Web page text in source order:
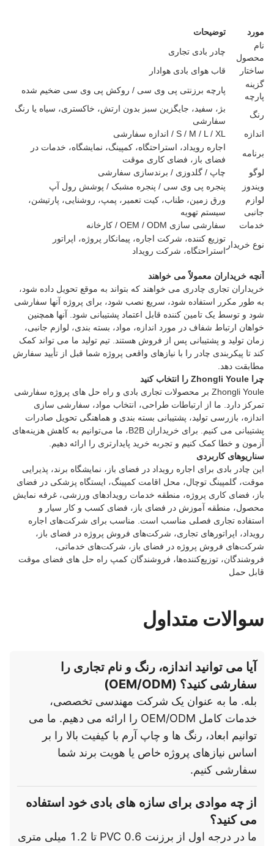
مورد
توضیحات
نام
محصول
چادر بادی تجاری
ساختار
قاب هوای بادی هوادار
گزینه
پارچه
پارچه برزنتی پی وی سی / روکش پی وی سی ضخیم شده
رنگ
بژ، سفید، جایگزین سبز بدون ارتش، خاکستری، سیاه یا رنگ
سفارشی
اندازه
S / M / L / XL / اندازه سفارشی
برنامه
اجاره رویداد، استراحتگاه، کمپینگ، نمایشگاه، خدمات در
فضای باز، فضای کاری موقت
لوگو
چاپ / گلدوزی / برندسازی سفارشی
ویندوز
پنجره پی وی سی / پنجره مشبک / پوشش رول آپ
لوازم
جانبی
ورق زمین، طناب، کیت تعمیر، پمپ، روشنایی، پارتیشن،
سیستم تهویه
خدمات
سفارشی سازی OEM / ODM / کارخانه
نوع خریدار
توزیع کننده، شرکت اجاره، پیمانکار پروژه، اپراتور
استراحتگاه، شرکت رویداد
آنچه خریداران معمولاً می خواهند
خریداران تجاری چادری می خواهند که بتواند به موقع تحویل داده شود،
به طور مکرر استفاده شود، سریع نصب شود، برای پروژه آنها سفارشی
شود و توسط یک تامین کننده قابل اعتماد پشتیبانی شود. آنها همچنین
خواهان ارتباط شفاف در مورد اندازه، مواد، بسته بندی، لوازم جانبی،
زمان تولید و پشتیبانی پس از فروش هستند. تیم تولید ما می تواند کمک
کند تا پیکربندی چادر را با نیازهای واقعی پروژه شما قبل از تأیید سفارش
مطابقت دهد.
چرا Zhongli Youle را انتخاب کنید
Zhongli Youle بر محصولات تجاری بادی و راه حل های پروژه سفارشی
تمرکز دارد. ما از ارتباطات طراحی، انتخاب مواد، سفارشی سازی
اندازه، بازرسی تولید، پشتیبانی بسته بندی و هماهنگی تحویل صادرات
پشتیبانی می کنیم. برای خریداران B2B، ما می‌توانیم به کاهش هزینه‌های
آزمون و خطا کمک کنیم و تجربه خرید پایدارتری را ارائه دهیم.
سناریوهای کاربردی
این چادر بادی برای اجاره رویداد در فضای باز، نمایشگاه برند، پذیرایی
موقت، گلمپینگ توچال، محل اقامت کمپینگ، ایستگاه پزشکی در فضای
باز، فضای کاری پروژه، منطقه خدمات رویدادهای ورزشی، غرفه نمایش
محصول، منطقه آموزش در فضای باز، فضای کسب و کار سیار و
استفاده تجاری فصلی مناسب است. مناسب برای شرکت‌های اجاره
رویداد، اپراتورهای تجاری، شرکت‌های فروش پروژه در فضای باز،
شرکت‌های فروش پروژه در فضای باز، شرکت‌های خدماتی،
فروشندگان، توزیع‌کننده‌ها، فروشندگان کمپ راه حل های فضای موقت
قابل حمل
سوالات متداول
آیا می توانید اندازه، رنگ و نام تجاری را
سفارشی کنید؟ (OEM/ODM)
بله. ما به عنوان یک شرکت مهندسی تخصصی،
خدمات کامل OEM/ODM را ارائه می دهیم. ما می
توانیم ابعاد، رنگ ها و چاپ آرم با کیفیت بالا را بر
اساس نیازهای پروژه خاص یا هویت برند شما
سفارشی کنیم.
از چه موادی برای سازه های بادی خود استفاده
می کنید؟
ما در درجه اول از برزنت PVC 0.6 تا 1.2 میلی متری